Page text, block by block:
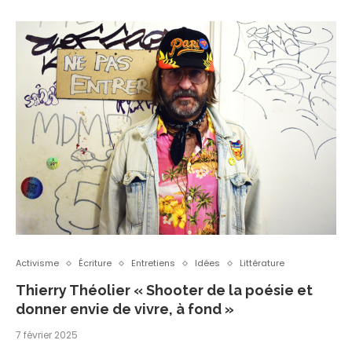
Activisme Écriture Entretiens Idées Littérature
Thierry Théolier « Shooter de la poésie et
donner envie de vivre, à fond »
7 février 2025